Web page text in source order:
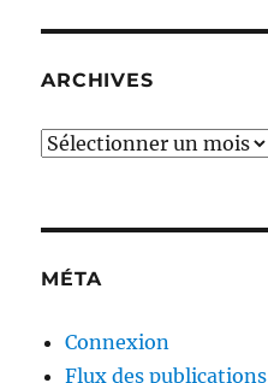
ARCHIVES
Archives
MÉTA
Connexion
Flux des publications